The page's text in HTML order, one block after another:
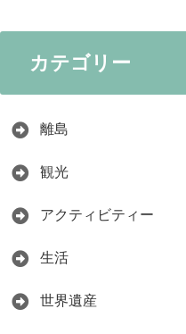
カテゴリー
離島
観光
アクティビティー
生活
世界遺産